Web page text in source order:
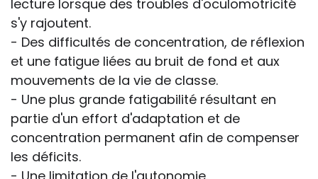
lecture lorsque des troubles d'oculomotricité
s'y rajoutent.
- Des difficultés de concentration, de réflexion
et une fatigue liées au bruit de fond et aux
mouvements de la vie de classe.
- Une plus grande fatigabilité résultant en
partie d'un effort d'adaptation et de
concentration permanent afin de compenser
les déficits.